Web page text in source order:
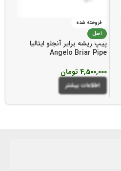
فروخته شده
اصل
پیپ ریشه برایر آنجلو ایتالیا
Angelo Briar Pipe
4,500,000 تومان
اطلاعات بیشتر